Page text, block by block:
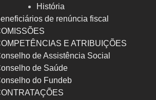
História
de renúncia fiscal
E ATRIBUIÇÕES
de Assistência Social
de Saúde
do Fundeb